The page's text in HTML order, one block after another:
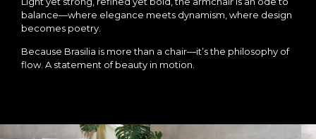
balance—where elegance meets dynamism, where design
becomes poetry.
Because Brasilia is more than a chair—it’s the philosophy of
flow. A statement of beauty in motion.